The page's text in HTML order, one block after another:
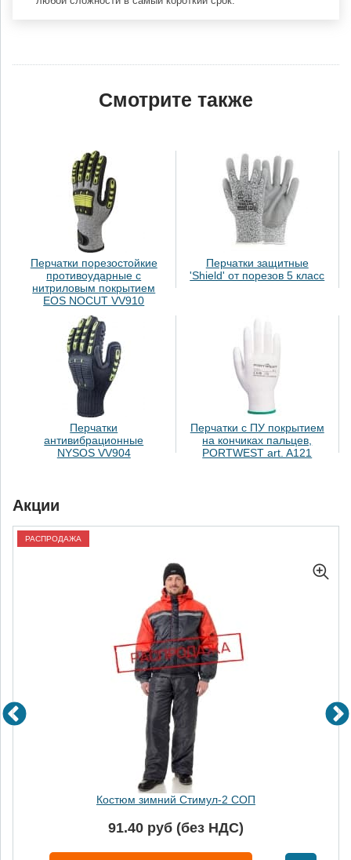
Смотрите также
Перчатки порезостойкие
противоударные с
нитриловым покрытием
EOS NOCUT VV910
Перчатки защитные
'Shield' от порезов 5 класс
Перчатки
антивибрационные
NYSOS VV904
Перчатки с ПУ покрытием
на кончиках пальцев,
PORTWEST art. A121
Акции
РАСПРОДАЖА
Костюм зимний Стимул-2 СОП
91.40 руб (без НДС)